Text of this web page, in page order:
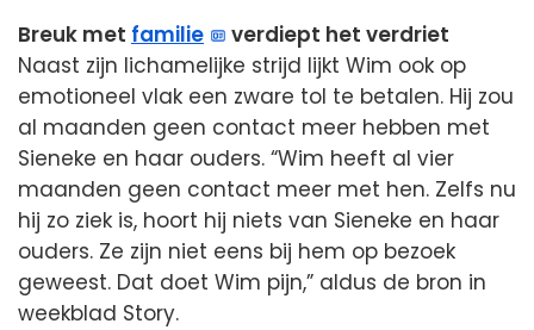
Breuk met familie
verdiept het verdriet
Naast zijn lichamelijke strijd lijkt Wim ook op
emotioneel vlak een zware tol te betalen. Hij zou
al maanden geen contact meer hebben met
Sieneke en haar ouders. “Wim heeft al vier
maanden geen contact meer met hen. Zelfs nu
hij zo ziek is, hoort hij niets van Sieneke en haar
ouders. Ze zijn niet eens bij hem op bezoek
geweest. Dat doet Wim pijn,” aldus de bron in
weekblad Story.